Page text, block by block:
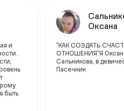
и
быть
Оксана
‎"КАК СОЗДАТЬ
ОТНОШЕНИЯ"‎Я
Сальникова, в
Пасечник